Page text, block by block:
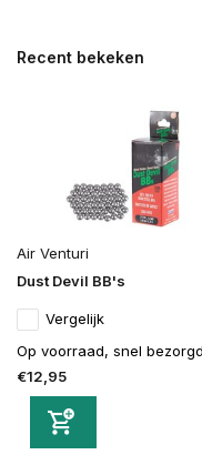
Recent bekeken
Air Venturi
Dust Devil BB's
Vergelijk
Op voorraad, snel bezorgd
€12,95